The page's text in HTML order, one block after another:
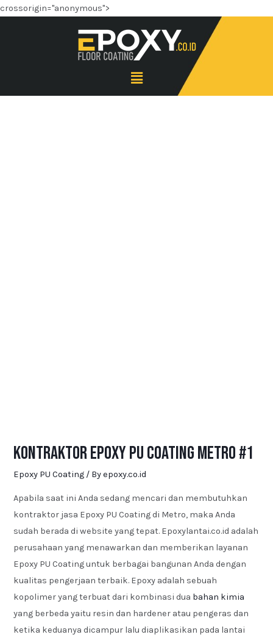
crossorigin="anonymous">
Kontraktor Epoxy PU Coating Metro #1
Epoxy PU Coating / Byepoxy.co.id
Apabila saat ini Anda sedang mencari dan membutuhkan
kontraktor jasa Epoxy PU Coating di Metro, maka Anda
sudah berada di website yang tepat. Epoxylantai.co.id adalah
perusahaan yang menawarkan dan memberikan layanan
Epoxy PU Coating untuk berbagai bangunan Anda dengan
kualitas pengerjaan terbaik. Epoxy adalah sebuah
kopolimer yang terbuat dari kombinasi dua bahan kimia
yang berbeda yaitu resin dan hardener atau pengeras dan
ketika keduanya dicampur lalu diaplikasikan pada lantai